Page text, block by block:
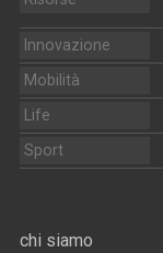
Innovazione
Mobilità
Life
Sport
chi siamo